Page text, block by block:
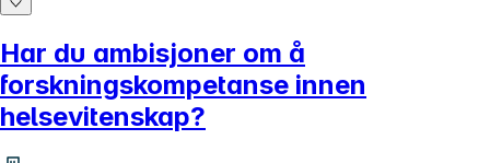
Har du ambisjoner om å
forskningskompetanse innen
helsevitenskap?